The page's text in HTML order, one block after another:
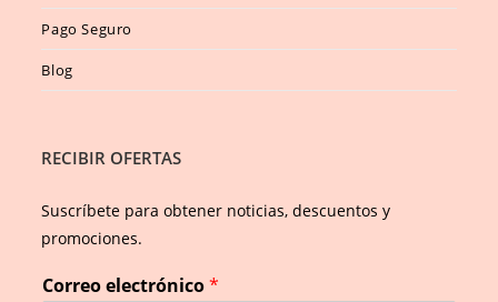
Pago Seguro
Blog
RECIBIR OFERTAS
Suscríbete para obtener noticias, descuentos y
promociones.
Correo electrónico*